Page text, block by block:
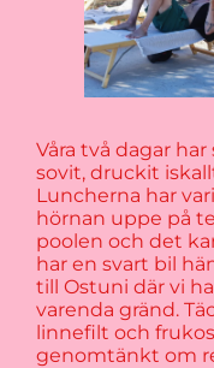
Våra två dagar
sovit, druckit
Luncherna har
hörnan uppe på
poolen och det
har en svart bil
till Ostuni där vi
varenda gränd.
linnefilt och
genomtänkt om